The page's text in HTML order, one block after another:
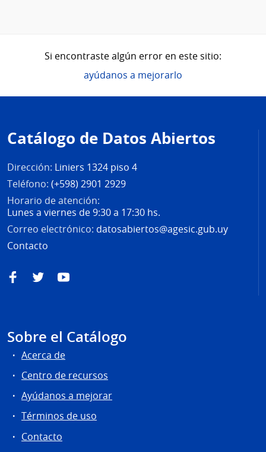
Si encontraste algún error en este sitio:
ayúdanos a mejorarlo
de
página
Catálogo de Datos Abiertos
Dirección: Liniers 1324 piso 4
Teléfono: (+598) 2901 2929
Horario de atención:
Lunes a viernes de 9:30 a 17:30 hs.
Correo electrónico: datosabiertos@agesic.gub.uy
Contacto
FacebookTwitterYouTube
Sobre el Catálogo
Acerca de
Centro de recursos
Ayúdanos a mejorar
Términos de uso
Contacto